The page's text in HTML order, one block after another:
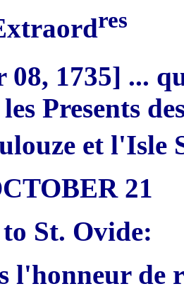
res
08, 1735] ...
Presents
et l'Isle
21
St. Ovide:
l'honneur de